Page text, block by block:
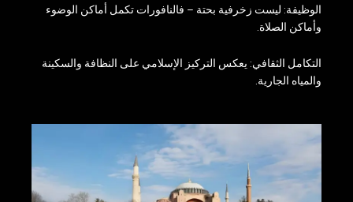
الوظيفة: ليست زخرفية بحتة – فالنافورات تكمل أماكن الوضوء
وأماكن الصلاة.
التكامل الثقافي: يعكس التركيز الإسلامي على النظافة والسكينة
والمياه الجارية.